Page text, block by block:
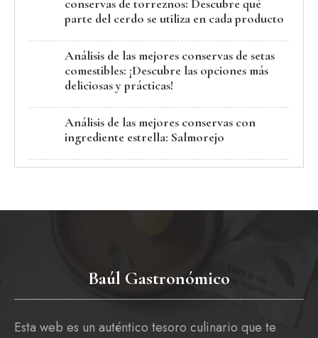
conservas de torreznos: Descubre qué
parte del cerdo se utiliza en cada producto
Análisis de las mejores conservas de setas
comestibles: ¡Descubre las opciones más
deliciosas y prácticas!
Análisis de las mejores conservas con
ingrediente estrella: Salmorejo
Baúl Gastronómico
Esta web es un auténtico tesoro culinario que te